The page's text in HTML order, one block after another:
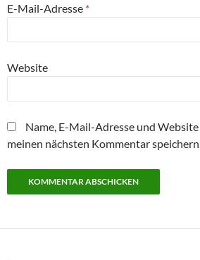
E-Mail-Adresse *
Website
Name, E-Mail-Adresse und
meinen nächsten Kommentar speichern.